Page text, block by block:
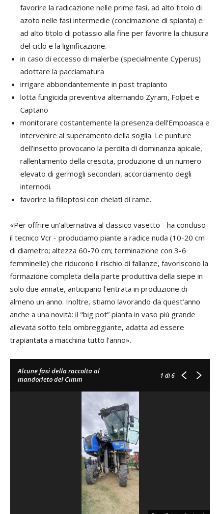
favorire la radicazione nelle prime fasi, ad alto titolo di
azoto nelle fasi intermedie (concimazione di spianta) e
ad alto titolo di potassio alla fine per favorire la chiusura
del ciclo e la lignificazione.
in caso di eccesso di malerbe (specialmente Cyperus)
adottare la pacciamatura
irrigare abbondantemente in post trapianto
lotta fungicida preventiva alternando Zyram, Folpet e
Captano
monitorare costantemente la presenza dell’Empoasca e
intervenire al superamento della soglia. Le punture
dell’insetto provocano la perdita di dominanza apicale,
rallentamento della crescita, produzione di un numero
elevato di germogli secondari, accorciamento degli
internodi.
favorire la filloptosi con chelati di rame.
«Per offrire un’alternativa al classico vasetto - ha concluso
il tecnico Vcr - produciamo piante a radice nuda (10-20 cm
di diametro; altezza 60-70 cm; terminazione con 3-6
femminelle) che riducono il rischio di fallanze, favoriscono la
formazione completa della parte produttiva della siepe in
solo due annate, anticipano l'entrata in produzione di
almeno un anno. Inoltre, stiamo lavorando da quest’anno
anche a una novità: il "big pot” pianta in vaso più grande
allevata sotto telo ombreggiante, adatta ad essere
trapiantata a macchina tutto l’anno».
Alcune fasi della raccolta al
mandorleto del Cimm
1 di 6